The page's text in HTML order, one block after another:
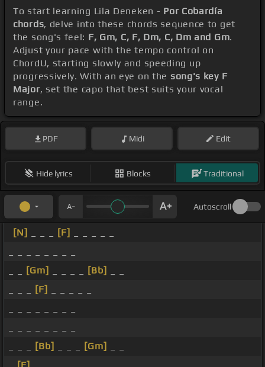
To start learning Lila Deneken - Por Cobardía
chords, delve into these chords sequence to get
the song's feel: F, Gm, C, F, Dm, C, Dm and Gm.
Adjust your pace with the tempo control on
ChordU, starting slowly and speeding up
progressively. With an eye on the song's key F
Major, set the capo that best suits your vocal
range.
PDF Midi Edit
Hide lyrics Blocks Traditional
Autoscroll
[N] [F]
[Gm] [Bb]
[F]
[Bb] [Gm]